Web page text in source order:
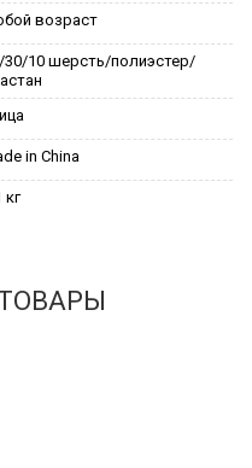
возраст
30/10 шерсть/полиэстер/
in China
кг